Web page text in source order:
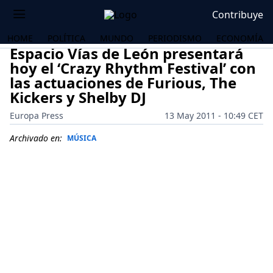
Contribuye
HOME POLÍTICA MUNDO PERIODISMO ECONOMÍA
Espacio Vías de León presentará
hoy el ‘Crazy Rhythm Festival’ con
las actuaciones de Furious, The
Kickers y Shelby DJ
Europa Press
13 May 2011 - 10:49 CET
Archivado en: MÚSICA